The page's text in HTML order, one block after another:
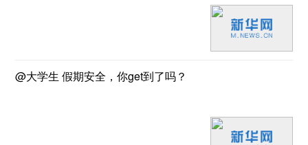
@大学生 假期安全，你get到了吗？